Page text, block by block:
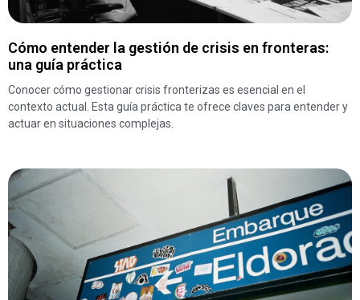
Cómo entender la gestión de crisis en fronteras:
una guía práctica
Conocer cómo gestionar crisis fronterizas es esencial en el
contexto actual. Esta guía práctica te ofrece claves para entender y
actuar en situaciones complejas.